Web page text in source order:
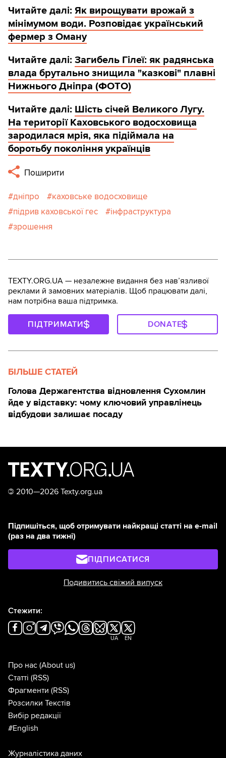
Читайте далі: Як вирощувати врожай з
мінімумом води. Розповідає український
фермер з Оману
Читайте далі: Загибель Гілеї: як радянська
влада брутально знищила "казкові" плавні
Нижнього Дніпра (ФОТО)
Читайте далі: Шість січей Великого Лугу.
На території Каховського водосховища
зародилася мрія, яка підіймала на
боротьбу покоління українців
Поширити
дніпро
каховське водосховище
підрив каховської гес
інфраструктура
зрошення
TEXTY.ORG.UA — незалежне видання без навʼязливої
реклами й замовних матеріалів. Щоб працювати далі,
нам потрібна ваша підтримка.
ПІДТРИМАТИ DONATE
БІЛЬШЕ СТАТЕЙ
Голова Держагентства відновлення Сухомлин
йде у відставку: чому ключовий управлінець
відбудови залишає посаду
© 2010—2026 Texty.org.ua
Підпишіться, щоб отримувати найкращі статті на e-mail
(раз на два тижні)
ПІДПИСАТИСЯ
Подивитись свіжий випуск
Стежити:
UA EN
Про нас (About us)
Статті (RSS)
Фрагменти (RSS)
Розсилки Текстів
Вибір редакції
#English
Журналістика даних